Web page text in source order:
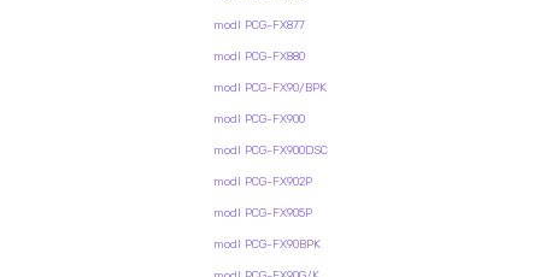
modl PCG-FX877
modl PCG-FX880
modl PCG-FX90/BPK
modl PCG-FX900
modl PCG-FX900DSC
modl PCG-FX902P
modl PCG-FX905P
modl PCG-FX90BPK